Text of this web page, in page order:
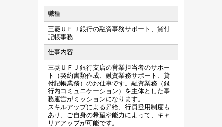
職種
三菱ＵＦＪ銀行の融資事務サポート、貸付
記帳事務
仕事内容
三菱ＵＦＪ銀行支店の営業担当者のサポー
ト（契約書類作成、融資業務サポート、貸
付記帳業務）のお仕事です。融資業務（銀
行内コミュニケーション）を主体とした事
務運営がミッションになります。
スキルアップによる昇給、行員登用制度も
あり、ご自身の希望や能力によって、キャ
リアアップが可能です。